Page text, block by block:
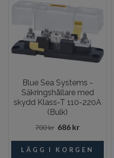
Blue Sea Systems -
Säkringshållare med
skydd Klass-T 110-220A
(Bulk)
700 kr 686 kr